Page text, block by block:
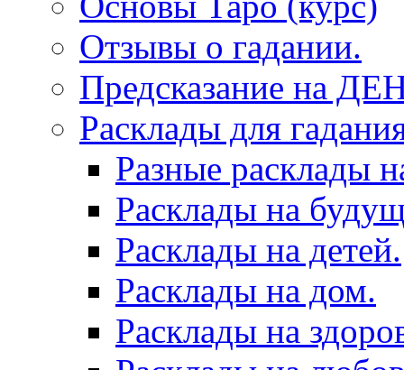
Отзывы о гадании.
Предсказание на
Расклады для
Разные расклады
Расклады на
Расклады на детей.
Расклады на дом.
Расклады на